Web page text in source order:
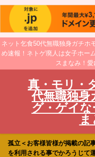
ネット乞食50代無職独身ガチホ
め速報！ネトゲ廃人は女子ホー
スまなみ！愛
真・モリ・
代無職独身
グ・ゲイ
孤立＜お客様皆様が掲載の記
を利用される事でかろうじて